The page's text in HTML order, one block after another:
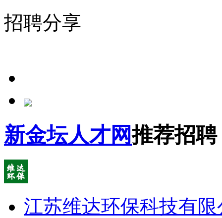
招聘分享
新金坛人才网推荐招聘
江苏维达环保科技有限